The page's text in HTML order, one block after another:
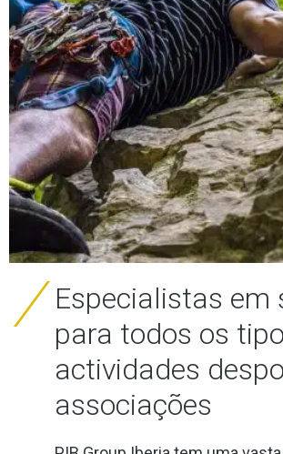
Especialistas em
para todos os
actividades
associações